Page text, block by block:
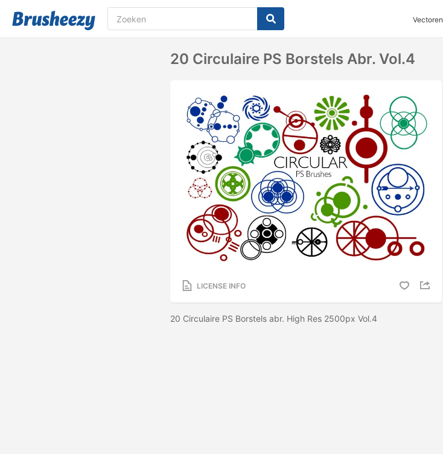
Vectoren
20 Circulaire PS Borstels Abr. Vol.4
LICENSE INFO
20 Circulaire PS Borstels abr. High Res 2500px Vol.4